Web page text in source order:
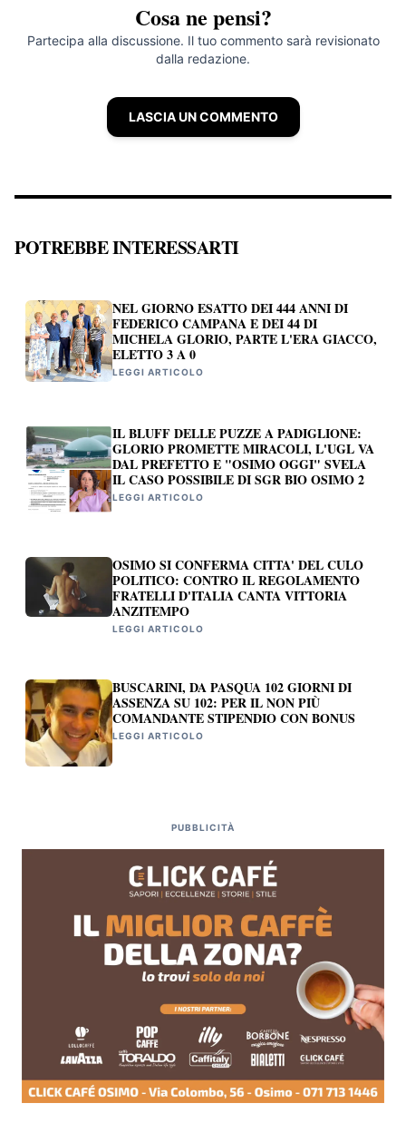
Cosa ne pensi?
Partecipa alla discussione. Il tuo commento sarà revisionato
dalla redazione.
LASCIA UN COMMENTO
POTREBBE INTERESSARTI
NEL GIORNO ESATTO DEI 444 ANNI DI
FEDERICO CAMPANA E DEI 44 DI
MICHELA GLORIO, PARTE L'ERA GIACCO,
ELETTO 3 A 0
LEGGI ARTICOLO
IL BLUFF DELLE PUZZE A PADIGLIONE:
GLORIO PROMETTE MIRACOLI, L'UGL VA
DAL PREFETTO E "OSIMO OGGI" SVELA
IL CASO POSSIBILE DI SGR BIO OSIMO 2
LEGGI ARTICOLO
OSIMO SI CONFERMA CITTA' DEL CULO
POLITICO: CONTRO IL REGOLAMENTO
FRATELLI D'ITALIA CANTA VITTORIA
ANZITEMPO
LEGGI ARTICOLO
BUSCARINI, DA PASQUA 102 GIORNI DI
ASSENZA SU 102: PER IL NON PIÙ
COMANDANTE STIPENDIO CON BONUS
LEGGI ARTICOLO
PUBBLICITÀ